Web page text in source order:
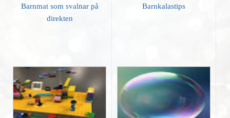
Barnmat som svalnar på
direkten
Barnkalastips